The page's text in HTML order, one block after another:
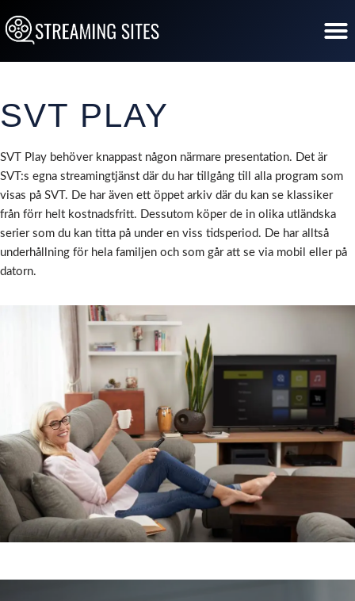
Hoppa
till
SVT PLAY
SVT Play behöver knappast någon närmare presentation. Det är
SVT:s egna streamingtjänst där du har tillgång till alla program som
visas på SVT. De har även ett öppet arkiv där du kan se klassiker
från förr helt kostnadsfritt. Dessutom köper de in olika utländska
serier som du kan titta på under en viss tidsperiod. De har alltså
underhållning för hela familjen och som går att se via mobil eller på
datorn.